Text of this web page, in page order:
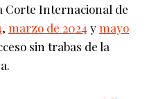
Corte Internacional de
, marzo de 2024 ymayo
sin trabas de la